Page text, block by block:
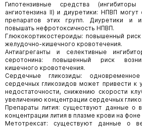
Гипотензивные средства
ангиотензина II) и диуретики: НПВП могут
препаратов этих групп. Диуретики и
повышать нефротоксичность НПВП.
Глюкокортикостероиды: повышенный
желудочно-кишечного кровотечения.
Антиагреганты и селективные
серотонина: повышенный риск
кишечного кровотечения.
Сердечные гликозиды:
сердечных гликозидов может привести к
недостаточности, снижению скорости
увеличению концентрации сердечных
Препараты лития: существуют данные о
концентрации лития в плазме крови на
Метотрексат: существуют данные о